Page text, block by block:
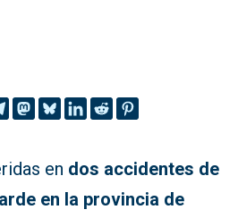
en dos accidentes de
en la provincia de